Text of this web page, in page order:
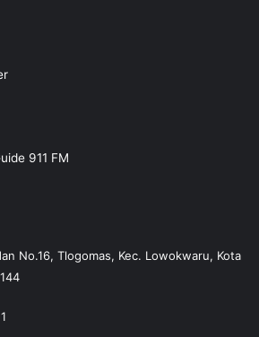
911 FM
No.16, Tlogomas, Kec. Lowokwaru, Kota